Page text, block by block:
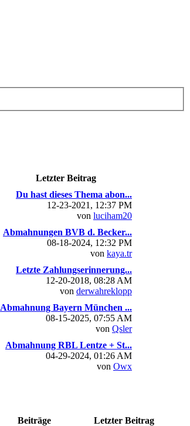
Letzter Beitrag
Du hast dieses Thema abon...
12-23-2021, 12:37 PM
von luciham20
Abmahnungen BVB d. Becker...
08-18-2024, 12:32 PM
von kaya.tr
Letzte Zahlungserinnerung...
12-20-2018, 08:28 AM
von derwahreklopp
Abmahnung Bayern München ...
08-15-2025, 07:55 AM
von Qsler
Abmahnung RBL Lentze + St...
04-29-2024, 01:26 AM
von Owx
Beiträge
Letzter Beitrag